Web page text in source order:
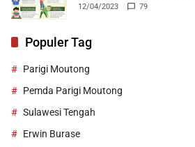
12/04/2023 79
Populer Tag
Parigi Moutong
Pemda Parigi Moutong
Sulawesi Tengah
Erwin Burase